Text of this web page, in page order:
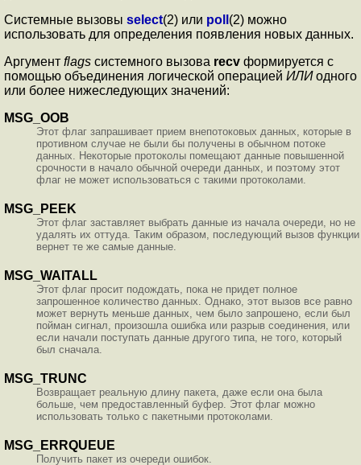
Системные вызовы select(2) или poll (2) можно
использовать для определения появления новых данных.
Аргумент flags системного вызова recv формируется с
помощью объединения логической операцией ИЛИодного
или более нижеследующих значений:
MSG_OOB
Этот флаг запрашивает прием внепотоковых данных, которые в
противном случае не были бы получены в обычном потоке
данных. Некоторые протоколы помещают данные повышенной
срочности в начало обычной очереди данных, и поэтому этот
флаг не может использоваться с такими протоколами.
MSG_PEEK
Этот флаг заставляет выбрать данные из начала очереди, но не
удалять их оттуда. Таким образом, последующий вызов функции
вернет те же самые данные.
MSG_WAITALL
Этот флаг просит подождать, пока не придет полное
запрошенное количество данных. Однако, этот вызов все равно
может вернуть меньше данных, чем было запрошено, если был
пойман сигнал, произошла ошибка или разрыв соединения, или
если начали поступать данные другого типа, не того, который
был сначала.
MSG_TRUNC
Возвращает реальную длину пакета, даже если она была
больше, чем предоставленный буфер. Этот флаг можно
использовать только с пакетными протоколами.
MSG_ERRQUEUE
Получить пакет из очереди ошибок.